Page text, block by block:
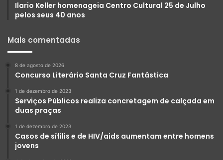
Ilario Keller homenageia Centro Cultural 25 de Julho
pelos seus 40 anos
Mais comentadas
8 de agosto de 2026
Concurso Literário Santa Cruz Fantástica
1 de dezembro de 2023
Serviços Públicos realiza concretagem de calçada em
duas praças
1 de dezembro de 2023
Casos de sífilis e de HIV/aids aumentam entre homens
jovens